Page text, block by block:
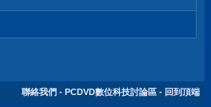
聯絡我們 - PCDVD數位科技討論區 - 回到頂端